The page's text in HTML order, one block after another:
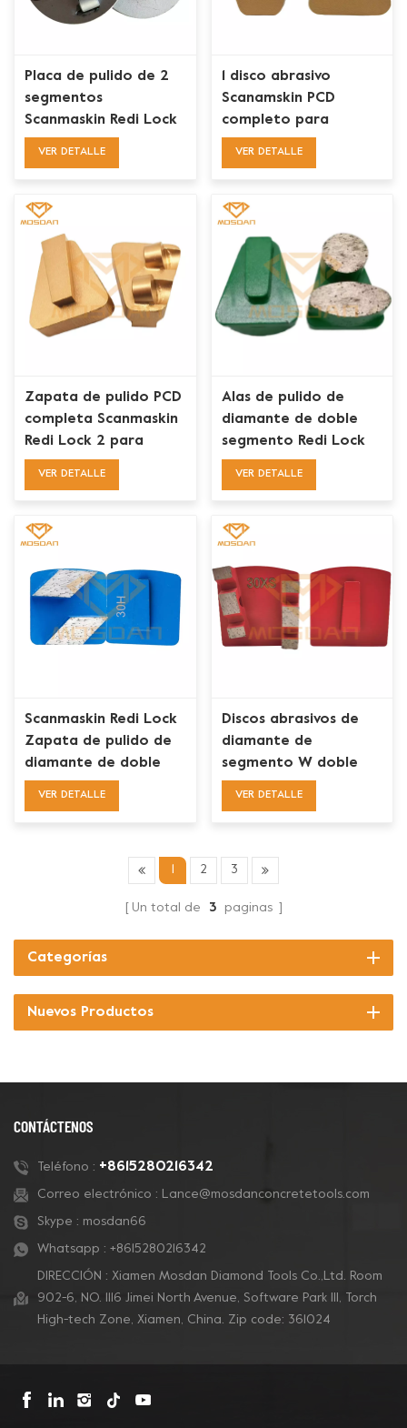
Placa de pulido de 2
segmentos
Scanmaskin Redi Lock
2 Half PCD de 2'' para
VER DETALLE
1 disco abrasivo
Scanamskin PCD
completo para
preparación de pisos
VER DETALLE
Zapata de pulido PCD
completa Scanmaskin
Redi Lock 2 para
eliminación de
VER DETALLE
Alas de pulido de
diamante de doble
segmento Redi Lock
para Scanmaskin
VER DETALLE
Scanmaskin Redi Lock
Zapata de pulido de
diamante de doble
rombo para hormigón
VER DETALLE
Discos abrasivos de
diamante de
segmento W doble
Redi Lock para
VER DETALLE
2 3
Un total de 3 paginas
Categorías
Nuevos Productos
CONTÁCTENOS
Teléfono : +8615280216342
Correo electrónico : Lance@mosdanconcretetools.com
Skype : mosdan66
Whatsapp : +8615280216342
DIRECCIÓN : Xiamen Mosdan Diamond Tools Co.,Ltd. Room
902-6, NO. 1116 Jimei North Avenue, Software Park Ill, Torch
High-tech Zone, Xiamen, China. Zip code: 361024